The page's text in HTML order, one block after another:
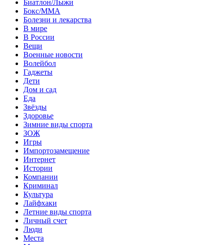
Биатлон/Лыжи
Бокс/MMA
Болезни и лекарства
В мире
В России
Вещи
Военные новости
Волейбол
Гаджеты
Дети
Дом и сад
Еда
Звёзды
Здоровье
Зимние виды спорта
ЗОЖ
Игры
Импортозамещение
Интернет
Истории
Компании
Криминал
Культура
Лайфхаки
Летние виды спорта
Личный счет
Люди
Места